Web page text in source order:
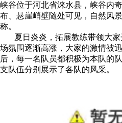
峡谷位于河北省涞水县，峡谷内
布、悬崖峭壁随处可见，自然风
称。
夏日炎炎，拓展教练带领大家
场氛围逐渐高涨，大家的激情被
后，每一名队员都积极为本队的
支队伍分别展示了各队的风采。